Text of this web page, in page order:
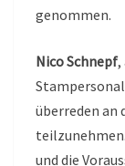
genommen.
Nico Schnepf,
überreden an
und die